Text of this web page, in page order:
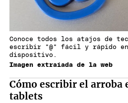
Conoce todos los atajos de
escribir "@" fácil y rápido
dispositivo.
Imagen extraíada de la web
Cómo escribir el arroba
tablets